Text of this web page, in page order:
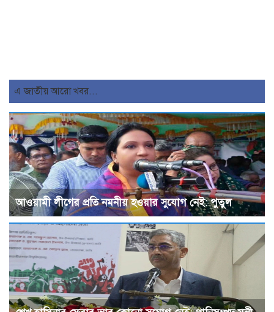
এ জাতীয় আরো খবর...
আওয়ামী লীগের প্রতি নমনীয় হওয়ার সুযোগ নেই: পুতুল